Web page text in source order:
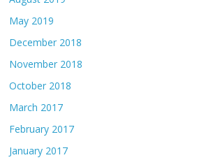
May 2019
December 2018
November 2018
October 2018
March 2017
February 2017
January 2017